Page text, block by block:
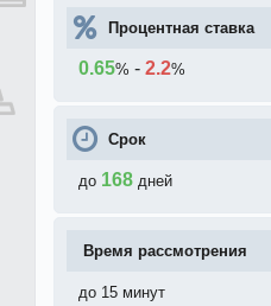
Процентная ставка
0.65% - 2.2%
Срок
до 168 дней
Время рассмотрения
до 15 минут